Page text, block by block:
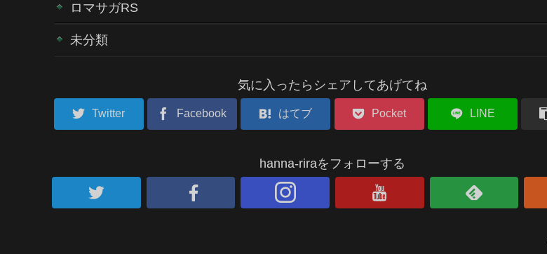
ロマサガRS
未分類
気に入ったらシェアしてあげてね
Twitter Facebook はてブ Pocket LINE
hanna-riraをフォローする